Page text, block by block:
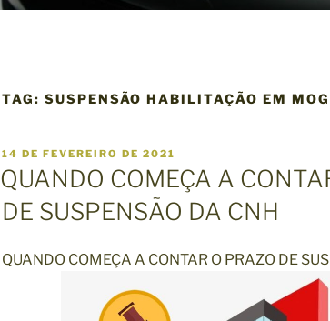
TAG: SUSPENSÃO HABILITAÇÃO EM
P
U
B
D
O
14 DE FEVEREIRO DE 2021
QUANDO COMEÇA A
DE SUSPENSÃO DA CNH
QUANDO COMEÇA A CONTAR O PRAZO DE